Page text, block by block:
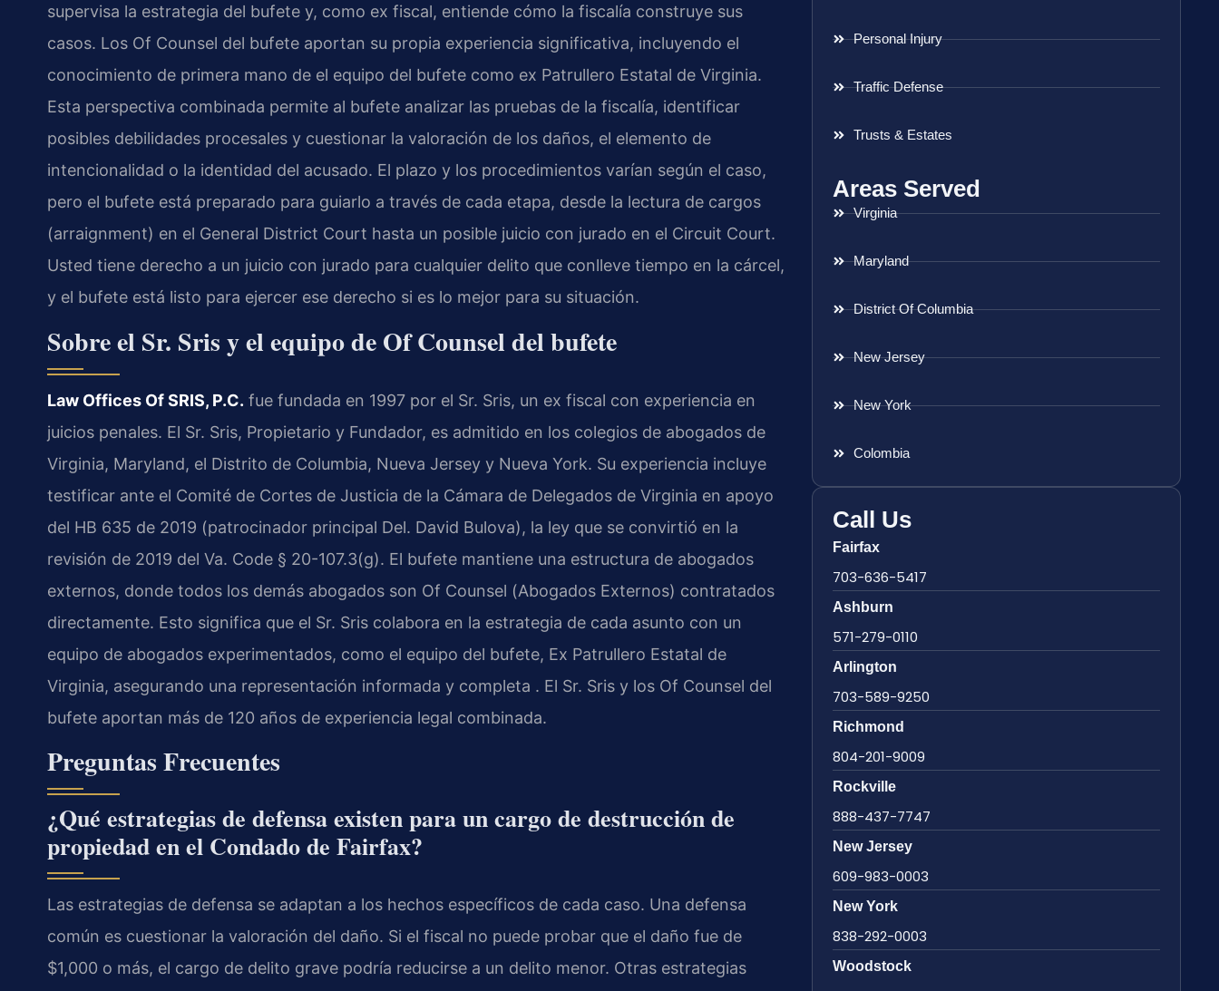
supervisa la estrategia del bufete y, como ex fiscal, entiende cómo la fiscalía construye sus
casos. Los Of Counsel del bufete aportan su propia experiencia significativa, incluyendo el
conocimiento de primera mano de el equipo del bufete como ex Patrullero Estatal de Virginia.
Esta perspectiva combinada permite al bufete analizar las pruebas de la fiscalía, identificar
posibles debilidades procesales y cuestionar la valoración de los daños, el elemento de
intencionalidad o la identidad del acusado. El plazo y los procedimientos varían según el caso,
pero el bufete está preparado para guiarlo a través de cada etapa, desde la lectura de cargos
(arraignment) en el General District Court hasta un posible juicio con jurado en el Circuit Court.
Usted tiene derecho a un juicio con jurado para cualquier delito que conlleve tiempo en la cárcel,
y el bufete está listo para ejercer ese derecho si es lo mejor para su situación.
Sobre el Sr. Sris y el equipo de Of Counsel del bufete
Law Offices Of SRIS, P.C. fue fundada en 1997 por el Sr. Sris, un ex fiscal con experiencia en
juicios penales. El Sr. Sris, Propietario y Fundador, es admitido en los colegios de abogados de
Virginia, Maryland, el Distrito de Columbia, Nueva Jersey y Nueva York. Su experiencia incluye
testificar ante el Comité de Cortes de Justicia de la Cámara de Delegados de Virginia en apoyo
del HB 635 de 2019 (patrocinador principal Del. David Bulova), la ley que se convirtió en la
revisión de 2019 del Va. Code § 20-107.3(g). El bufete mantiene una estructura de abogados
externos, donde todos los demás abogados son Of Counsel (Abogados Externos) contratados
directamente. Esto significa que el Sr. Sris colabora en la estrategia de cada asunto con un
equipo de abogados experimentados, como el equipo del bufete, Ex Patrullero Estatal de
Virginia, asegurando una representación informada y completa . El Sr. Sris y los Of Counsel del
bufete aportan más de 120 años de experiencia legal combinada.
Preguntas Frecuentes
¿Qué estrategias de defensa existen para un cargo de destrucción de
propiedad en el Condado de Fairfax?
Las estrategias de defensa se adaptan a los hechos específicos de cada caso. Una defensa
común es cuestionar la valoración del daño. Si el fiscal no puede probar que el daño fue de
$1,000 o más, el cargo de delito grave podría reducirse a un delito menor. Otras estrategias
Personal Injury
Traffic Defense
Trusts & Estates
Areas Served
Virginia
Maryland
District Of Columbia
New Jersey
New York
Colombia
Call Us
Fairfax
703-636-5417
Ashburn
571-279-0110
Arlington
703-589-9250
Richmond
804-201-9009
Rockville
888-437-7747
New Jersey
609-983-0003
New York
838-292-0003
Woodstock